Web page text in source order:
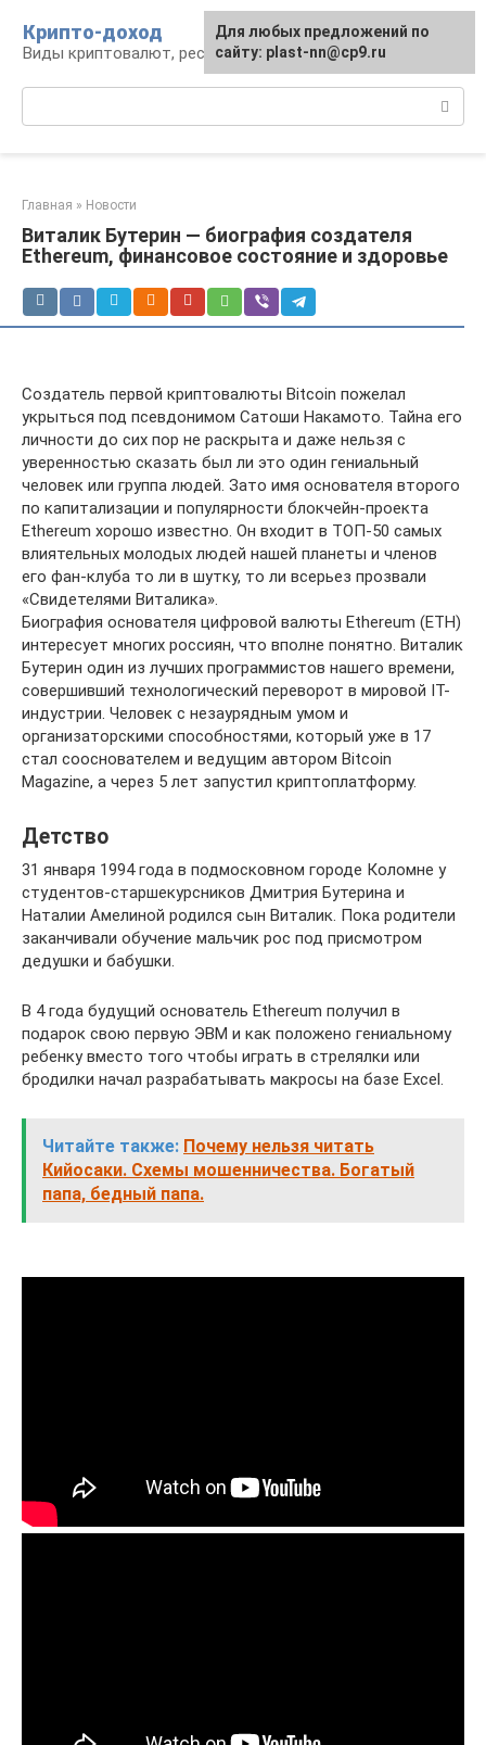
контенту
Крипто-доход
Виды криптовалют, ресурсы и сервисы
Главная » Новости
Виталик Бутерин — биография создателя
Ethereum, финансовое состояние и здоровье
Создатель первой криптовалюты Bitcoin пожелал
укрыться под псевдонимом Сатоши Накамото. Тайна его
личности до сих пор не раскрыта и даже нельзя с
уверенностью сказать был ли это один гениальный
человек или группа людей. Зато имя основателя второго
по капитализации и популярности блокчейн-проекта
Ethereum хорошо известно. Он входит в ТОП-50 самых
влиятельных молодых людей нашей планеты и членов
его фан-клуба то ли в шутку, то ли всерьез прозвали
«Свидетелями Виталика».
Биография основателя цифровой валюты Ethereum (ETH)
интересует многих россиян, что вполне понятно. Виталик
Бутерин один из лучших программистов нашего времени,
совершивший технологический переворот в мировой IT-
индустрии. Человек с незаурядным умом и
организаторскими способностями, который уже в 17
стал сооснователем и ведущим автором Bitcoin
Magazine, а через 5 лет запустил криптоплатформу.
Детство
31 января 1994 года в подмосковном городе Коломне у
студентов-старшекурсников Дмитрия Бутерина и
Наталии Амелиной родился сын Виталик. Пока родители
заканчивали обучение мальчик рос под присмотром
дедушки и бабушки.
В 4 года будущий основатель Ethereum получил в
подарок свою первую ЭВМ и как положено гениальному
ребенку вместо того чтобы играть в стрелялки или
бродилки начал разрабатывать макросы на базе Exсel.
Читайте также: Почему нельзя читать
Кийосаки. Схемы мошенничества. Богатый
папа, бедный папа.
Для любых предложений по
сайту: plast-nn@cp9.ru